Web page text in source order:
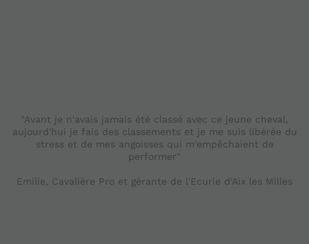
"Avant je n'avais jamais été classé avec ce jeune cheval,
aujourd'hui je fais des classements et je me suis libérée du
stress et de mes angoisses qui m'empêchaient de
performer"
Emilie, Cavalière Pro et gérante de l'Ecurie d'Aix les Milles